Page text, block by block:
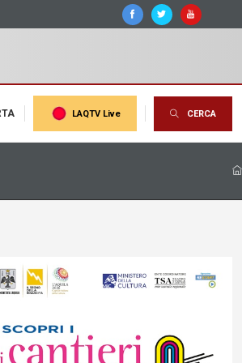
LAQTV Live CERCA